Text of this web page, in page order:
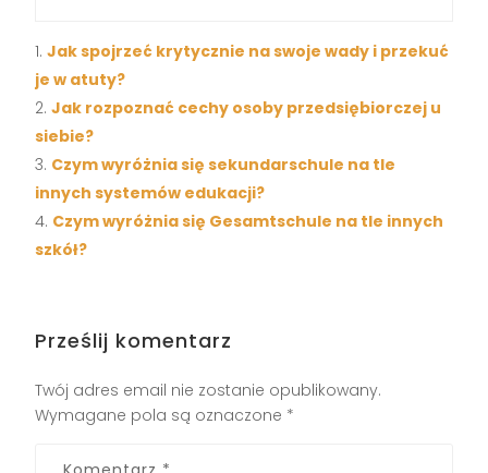
Jak spojrzeć krytycznie na swoje wady i przekuć
je w atuty?
Jak rozpoznać cechy osoby przedsiębiorczej u
siebie?
Czym wyróżnia się sekundarschule na tle
innych systemów edukacji?
Czym wyróżnia się Gesamtschule na tle innych
szkół?
Prześlij komentarz
Twój adres email nie zostanie opublikowany.
Wymagane pola są oznaczone *